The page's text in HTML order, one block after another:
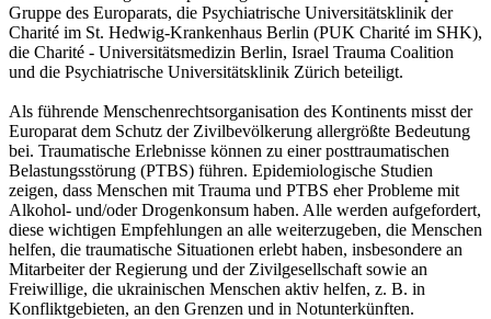
Gruppe des Europarats, die Psychiatrische Universitätsklinik der
Charité im St. Hedwig-Krankenhaus Berlin (PUK Charité im SHK),
die Charité - Universitätsmedizin Berlin, Israel Trauma Coalition
und die Psychiatrische Universitätsklinik Zürich beteiligt.
Als führende Menschenrechtsorganisation des Kontinents misst der
Europarat dem Schutz der Zivilbevölkerung allergrößte Bedeutung
bei. Traumatische Erlebnisse können zu einer posttraumatischen
Belastungsstörung (PTBS) führen. Epidemiologische Studien
zeigen, dass Menschen mit Trauma und PTBS eher Probleme mit
Alkohol- und/oder Drogenkonsum haben. Alle werden aufgefordert,
diese wichtigen Empfehlungen an alle weiterzugeben, die Menschen
helfen, die traumatische Situationen erlebt haben, insbesondere an
Mitarbeiter der Regierung und der Zivilgesellschaft sowie an
Freiwillige, die ukrainischen Menschen aktiv helfen, z. B. in
Konfliktgebieten, an den Grenzen und in Notunterkünften.